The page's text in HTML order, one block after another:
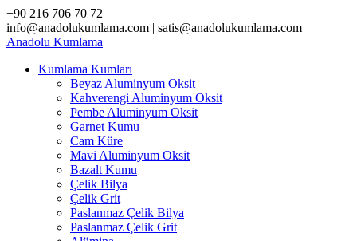
Skip
to
content
+90 216 706 70 72
info@anadolukumlama.com | satis@anadolukumlama.com
Anadolu Kumlama
Kumlama Kumları
Beyaz Aluminyum Oksit
Kahverengi Aluminyum Oksit
Pembe Aluminyum Oksit
Garnet Kumu
Cam Küre
Mavi Aluminyum Oksit
Bazalt Kumu
Çelik Bilya
Çelik Grit
Paslanmaz Çelik Bilya
Paslanmaz Çelik Grit